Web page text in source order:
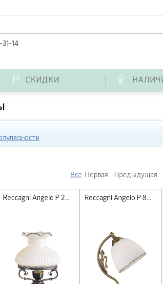
14
СКИДКИ
Все Первая Предыдущая
Reccagni Angelo P 2810 M Reccagni Angelo P 8606 P